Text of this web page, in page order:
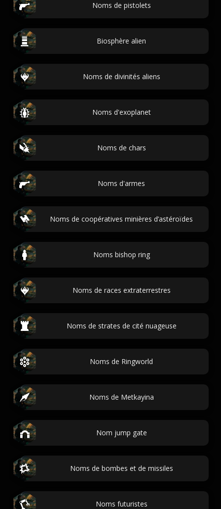
Noms de pistolets
Biosphère alien
Noms de divinités aliens
Noms d'exoplanet
Noms de chars
Noms d'armes
Noms de coopératives minières d’astéroïdes
Noms bishop ring
Noms de races extraterrestres
Noms de strates de cité nuageuse
Noms de Ringworld
Noms de Metkayina
Nom jump gate
Noms de bombes et de missiles
Noms futuristes